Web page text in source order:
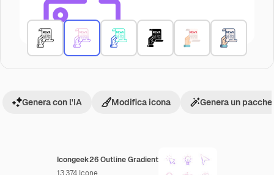
Icongeek26 Outline Gradient
Genera con l'IA Modifica icona Genera un